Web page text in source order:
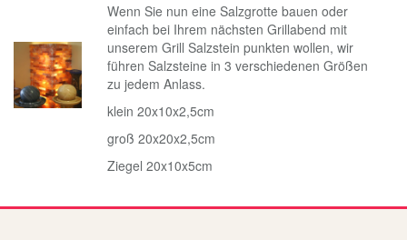
Wenn Sie nun eine Salzgrotte bauen oder
einfach bei Ihrem nächsten Grillabend mit
unserem Grill Salzstein punkten wollen, wir
führen Salzsteine in 3 verschiedenen Größen
zu jedem Anlass.
klein 20x10x2,5cm
groß 20x20x2,5cm
Ziegel 20x10x5cm